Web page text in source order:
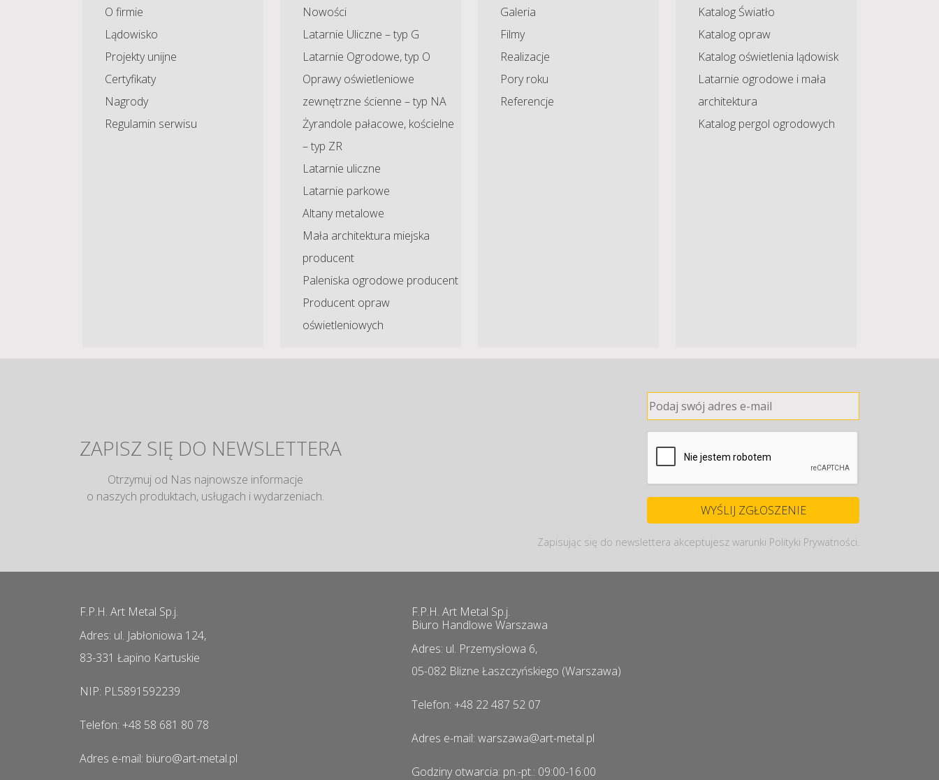
O firmie
Lądowisko
Projekty unijne
Certyfikaty
Nagrody
Regulamin serwisu
Nowości
Latarnie Uliczne – typ G
Latarnie Ogrodowe, typ O
Oprawy oświetleniowe
zewnętrzne ścienne – typ NA
Żyrandole pałacowe, kościelne
– typ ZR
Latarnie uliczne
Latarnie parkowe
Altany metalowe
Mała architektura miejska
producent
Paleniska ogrodowe producent
Producent opraw
oświetleniowych
Galeria
Filmy
Realizacje
Pory roku
Referencje
Katalog Światło
Katalog opraw
Katalog oświetlenia lądowisk
Latarnie ogrodowe i mała
architektura
Katalog pergol ogrodowych
ZAPISZ SIĘ DO NEWSLETTERA
Otrzymuj od Nas najnowsze informacje
o naszych produktach, usługach i wydarzeniach.
Zapisując się do newslettera akceptujesz warunki Polityki Prywatności.
F.P.H. Art Metal Sp.j.
Adres: ul. Jabłoniowa 124,
83-331 Łapino Kartuskie
NIP: PL5891592239
Telefon: +48 58 681 80 78
Adres e-mail: biuro@art-metal.pl
F.P.H. Art Metal Sp.j.
Biuro Handlowe Warszawa
Adres: ul. Przemysłowa 6,
05-082 Blizne Łaszczyńskiego (Warszawa)
Telefon: +48 22 487 52 07
Adres e-mail: warszawa@art-metal.pl
Godziny otwarcia: pn.-pt.: 09:00-16:00